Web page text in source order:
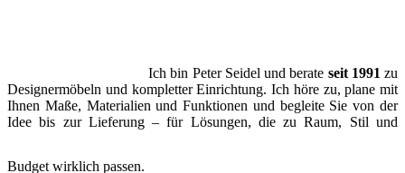
Ich bin Peter Seidel und berate seit 1991 zu
Designermöbeln und kompletter Einrichtung. Ich höre zu, plane mit
Ihnen Maße, Materialien und Funktionen und begleite Sie von der
Idee bis zur Lieferung – für Lösungen, die zu Raum, Stil und
Budget wirklich passen.